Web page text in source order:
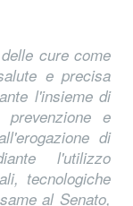
cure come
e precisa
l'insieme di
e
di
l'utilizzo
tecnologiche
al Senato,